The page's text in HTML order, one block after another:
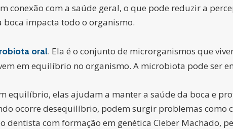
conexão com a saúde geral, o que pode reduzir a
boca impacta todo o organismo.
oral. Ela é o conjunto de microrganismos que
em equilíbrio no organismo. A microbiota pode ser
equilíbrio, elas ajudam a manter a saúde da boca e
ocorre desequilíbrio, podem surgir problemas como
dentista com formação em genética Cleber Machado,